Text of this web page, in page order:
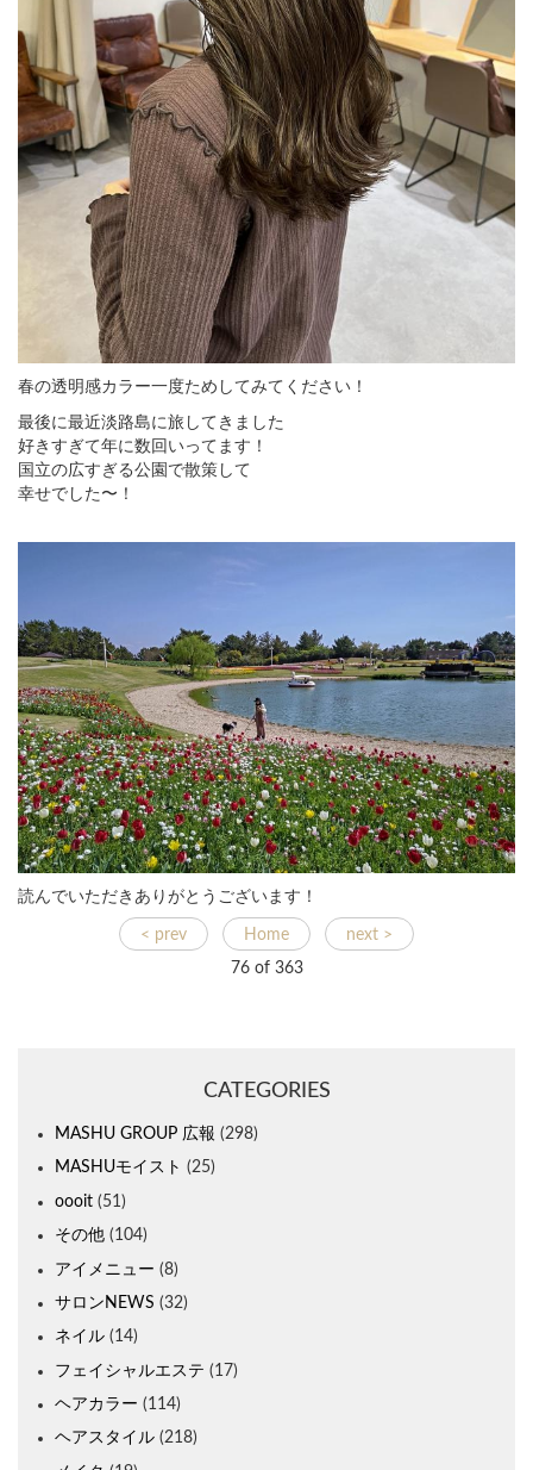
春の透明感カラー一度ためしてみてください！
最後に最近淡路島に旅してきました
好きすぎて年に数回いってます！
国立の広すぎる公園で散策して
幸せでした〜！
読んでいただきありがとうございます！
< prev Home next >
76 of 363
CATEGORIES
MASHU GROUP 広報 (298)
MASHUモイスト (25)
oooit (51)
その他 (104)
アイメニュー (8)
サロンNEWS (32)
ネイル (14)
フェイシャルエステ (17)
ヘアカラー (114)
ヘアスタイル (218)